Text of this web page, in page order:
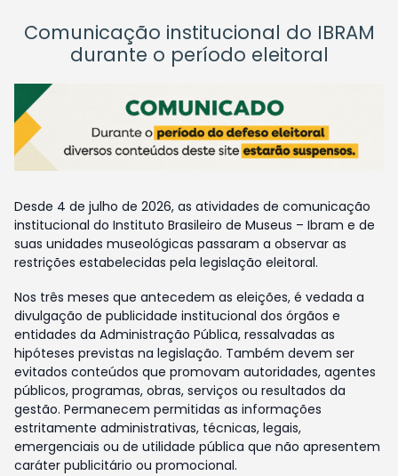
Comunicação institucional do IBRAM
durante o período eleitoral
Desde 4 de julho de 2026, as atividades de comunicação
institucional do Instituto Brasileiro de Museus – Ibram e de
suas unidades museológicas passaram a observar as
restrições estabelecidas pela legislação eleitoral.
Nos três meses que antecedem as eleições, é vedada a
divulgação de publicidade institucional dos órgãos e
entidades da Administração Pública, ressalvadas as
hipóteses previstas na legislação. Também devem ser
evitados conteúdos que promovam autoridades, agentes
públicos, programas, obras, serviços ou resultados da
gestão. Permanecem permitidas as informações
estritamente administrativas, técnicas, legais,
emergenciais ou de utilidade pública que não apresentem
caráter publicitário ou promocional.